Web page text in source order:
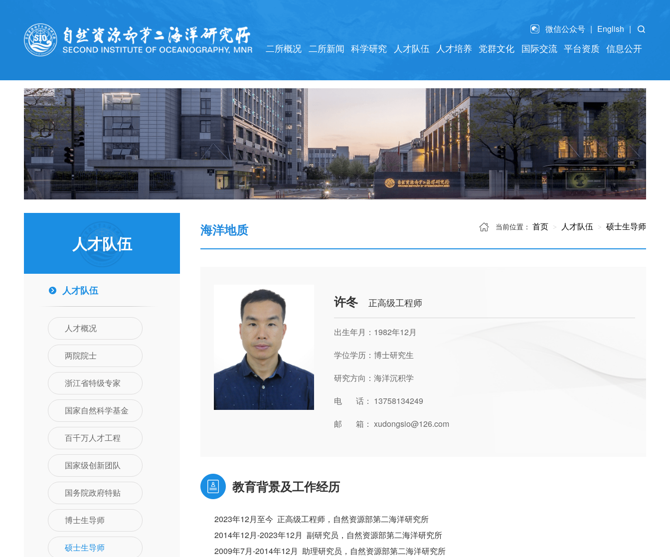
微信公众号 English
二所概况 二所新闻 科学研究 人才队伍 人才培养 党群文化 国际交流 平台资质 信息公开
人才队伍
人才队伍
人才概况
两院院士
浙江省特级专家
国家自然科学基金
百千万人才工程
国家级创新团队
国务院政府特贴
博士生导师
硕士生导师
海洋地质 当前位置： 首页 人才队伍 硕士生导师
许冬 正高级工程师
出生年月：1982年12月
学位学历：博士研究生
研究方向：海洋沉积学
电 话： 13758134249
邮 箱： xudongsio@126.com
教育背景及工作经历
2023年12月至今 正高级工程师，自然资源部第二海洋研究所
2014年12月-2023年12月 副研究员，自然资源部第二海洋研究所
2009年7月-2014年12月 助理研究员，自然资源部第二海洋研究所